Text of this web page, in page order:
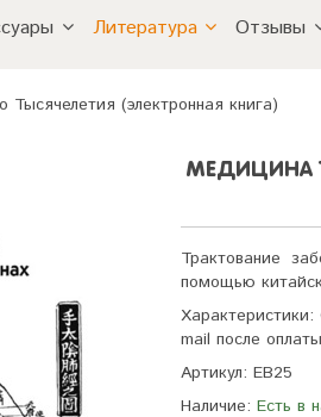
Литература Отзывы
(электронная книга)
МЕДИЦИНА
Трактование
помощью
Характеристики:
mail после
Артикул: EB25
Наличие: Есть в